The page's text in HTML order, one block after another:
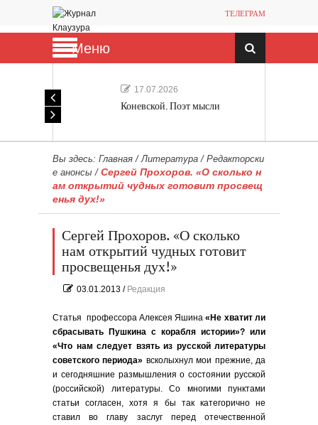
ТЕЛЕГРАМ
Меню
17.07.2026
Коневской. Поэт мысли
Вы здесь: Главная /Литература / Редакторски
е анонсы / Сергей Прохоров. «О сколько н
ам открытий чудных готовит просвещ
енья дух!»
Сергей Прохоров. «О сколько
нам открытий чудных готовит
просвещенья дух!»
03.01.2013 / Редакция
Статья профессора Алексея Яшина«Не хватит ли
сбрасывать Пушкина с корабля истории»? или
«Что нам следует взять из русской литературы
советского периода» всколыхнул мои прежние, да
и сегодняшние размышления о состоянии русской
(российской) литературы. Со многими пунктами
статьи согласен, хотя я бы так категорично не
ставил во главу заслуг перед отечественной